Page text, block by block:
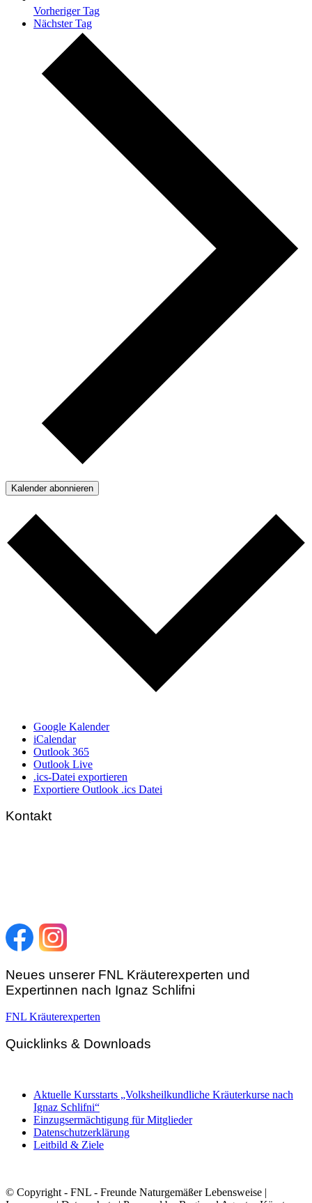
Vorheriger Tag
Nächster Tag
Kalender abonnieren
Google Kalender
iCalendar
Outlook 365
Outlook Live
.ics-Datei exportieren
Exportiere Outlook .ics Datei
Kontakt
Neues unserer FNL Kräuterexperten und
Expertinnen nach Ignaz Schlifni
FNL Kräuterexperten
Quicklinks & Downloads
Aktuelle Kursstarts „Volksheilkundliche Kräuterkurse nach
Ignaz Schlifni“
Einzugsermächtigung für Mitglieder
Datenschutzerklärung
Leitbild & Ziele
© Copyright - FNL - Freunde Naturgemäßer Lebensweise |